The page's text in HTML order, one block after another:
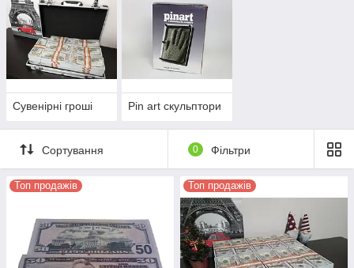
Сувенірні гроші Pin art скульптори
Сортування 0 Фільтри
Топ продажів Топ продажів